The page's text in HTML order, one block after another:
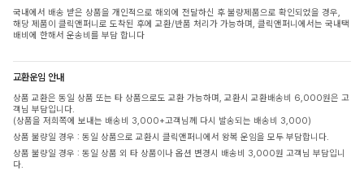
국내에서 배송 받은 상품을 개인적으로 해외에 전달하신 후 불량제품으로 확인되었을 경우,
해당 제품이 클릭앤퍼니로 도착된 후에 교환/반품 처리가 가능하며, 클릭앤퍼니에서는 국내택
배비에 한해서 운송비를 부담 합니다
교환운임 안내
상품 교환은 동일 상품 또는 타 상품으로도 교환 가능하며, 교환시 교환배송비 6,000원은 고
객님 부담입니다.
(상품을 저희쪽에 보내는 배송비 3,000+고객님께 다시 발송되는 배송비 3,000)
상품 불량일 경우 : 동일 상품으로 교환시 클릭앤퍼니에서 왕복 운임을 모두 부담합니다.
상품 불량일 경우 : 동일 상품 외 타 상품이나 옵션 변경시 배송비 3,000원 고객님 부담입니
다.